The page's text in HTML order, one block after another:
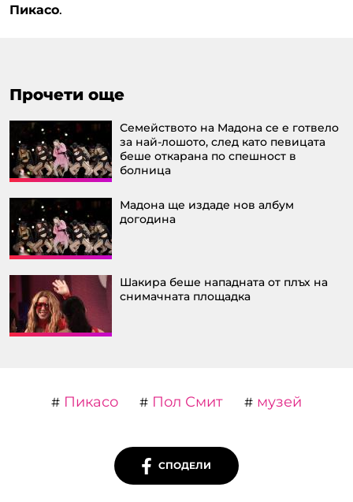
Пикасо.
Прочети още
Семейството на Mадона се е готвeло
за най-лошото, след като певицата
беше откарана по спешност в
болница
Мадона ще издаде нов албум
догодина
Шакира беше нападната от плъх на
снимачната площадка
# Пикасо # Пол Смит # музей
СПОДЕЛИ